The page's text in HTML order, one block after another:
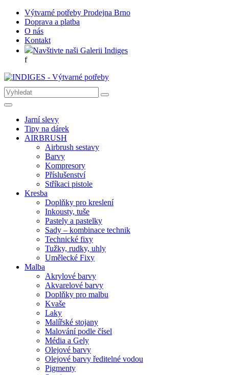
Výtvarné potřeby Prodejna Brno
Doprava a platba
O nás
Kontakt
Navštivte naši Galerii Indiges
f
Jarní slevy
Tipy na dárek
AIRBRUSH
Airbrush sestavy
Barvy
Kompresory
Příslušenství
Stříkaci pistole
Kresba
Doplňky pro kreslení
Inkousty, tuše
Pastely a pastelky
Sady – kombinace technik
Technické fixy
Tužky, rudky, uhly
Umělecké Fixy
Malba
Akrylové barvy
Akvarelové barvy
Doplňky pro malbu
Kvaše
Laky
Malířské stojany
Malování podle čísel
Média a Gely
Olejové barvy
Olejové barvy ředitelné vodou
Pigmenty